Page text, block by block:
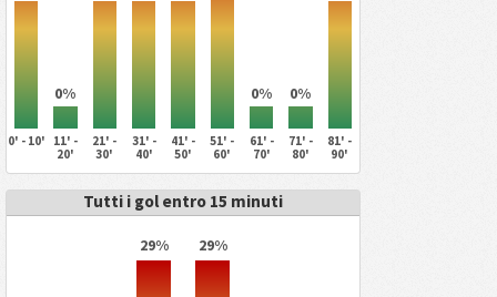
0% 0% 0%
0' - 10'
11' -
20'
21' -
30'
31' -
40'
41' -
50'
51' -
60'
61' -
70'
71' -
80'
81' -
90'
Tutti i gol entro 15 minuti
29% 29%